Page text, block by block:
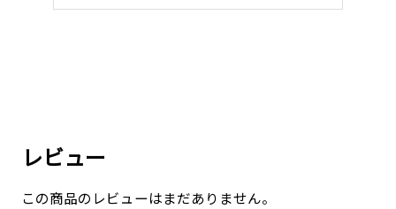
レビュー
この商品のレビューはまだありません。